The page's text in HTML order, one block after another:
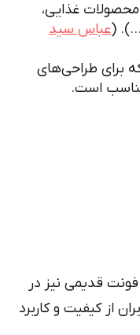
غذایی،
…). (عباس سید
برای طراحی‌های
است.
علاوه بر انتشار فونت‌های جدید، 14 فونت قدیمی نیز در
از کیفیت و کاربرد